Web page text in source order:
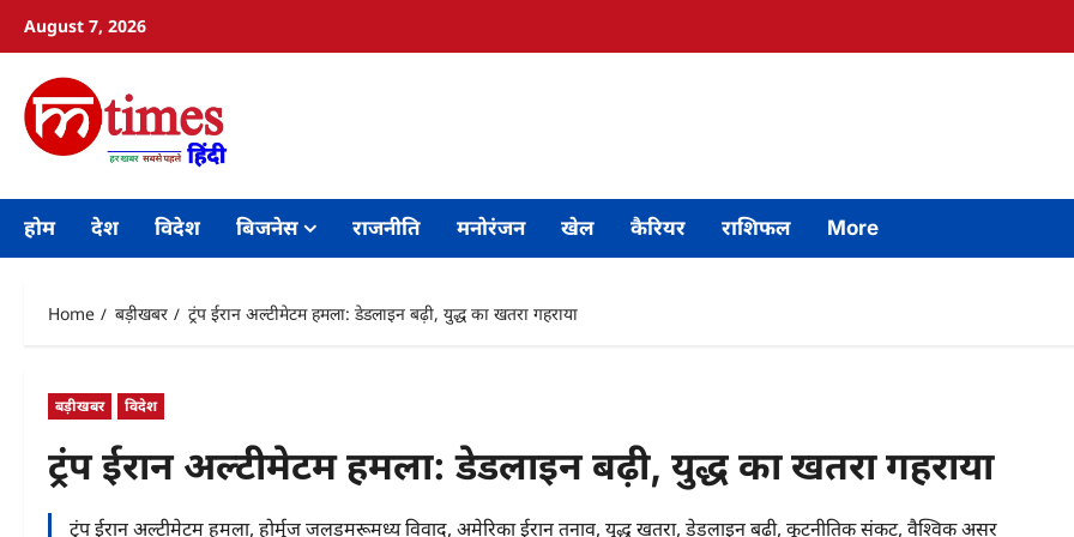
August 7, 2026
होम देश विदेश बिजनेस राजनीति मनोरंजन खेल कैरियर राशिफल More
Home बड़ीखबर ट्रंप ईरान अल्टीमेटम हमला: डेडलाइन बढ़ी, युद्ध का खतरा गहराया
बड़ीखबर विदेश
ट्रंप ईरान अल्टीमेटम हमला: डेडलाइन बढ़ी, युद्ध का खतरा गहराया
ट्रंप ईरान अल्टीमेटम हमला, होर्मुज जलडमरूमध्य विवाद, अमेरिका ईरान तनाव, युद्ध खतरा, डेडलाइन बढ़ी, कूटनीतिक संकट, वैश्विक असर